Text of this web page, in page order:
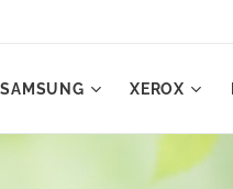
SAMSUNG XEROX